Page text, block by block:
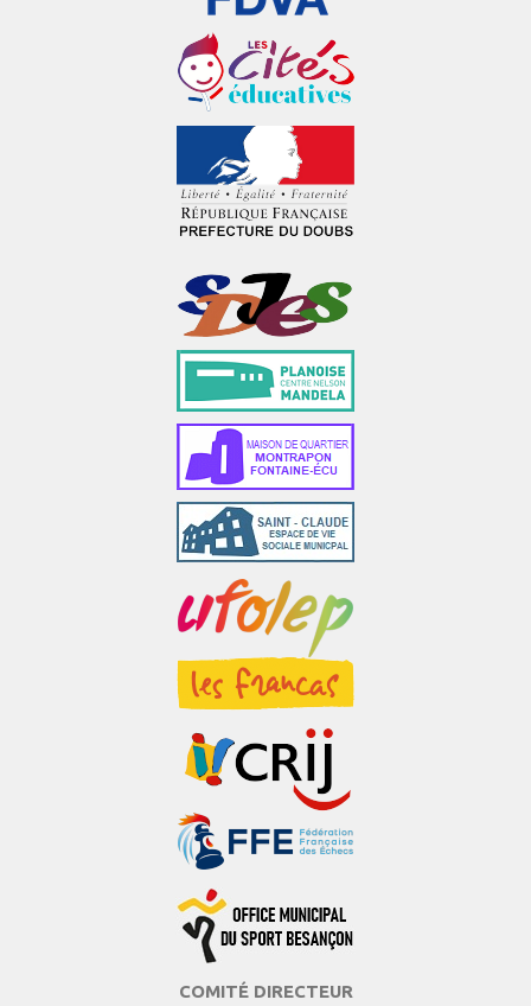
COMITÉ DIRECTEUR